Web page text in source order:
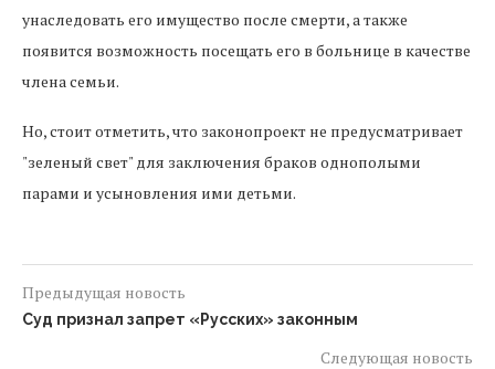
унаследовать его имущество после смерти, а также
появится возможность посещать его в больнице в качестве
члена семьи.
Но, стоит отметить, что законопроект не предусматривает
"зеленый свет" для заключения браков однополыми
парами и усыновления ими детьми.
Предыдущая новость
Суд признал запрет «Русских» законным
Следующая новость